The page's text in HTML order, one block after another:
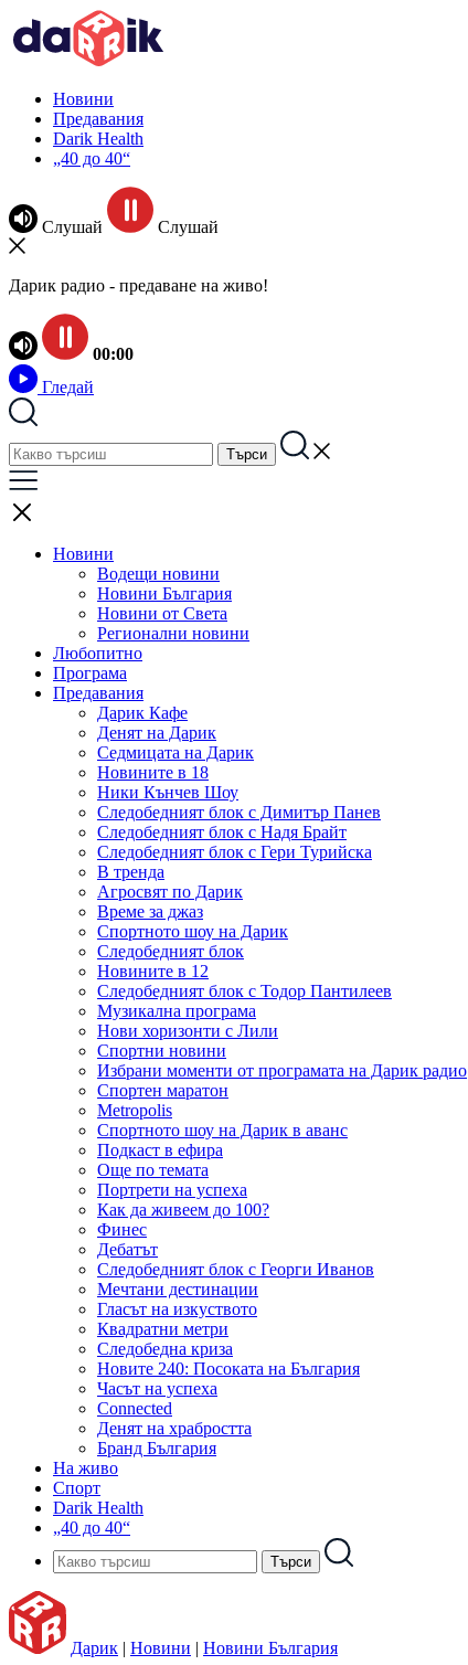
Новини
Предавания
Darik Health
„40 до 40“
Слушай Слушай
Дарик радио - предаване на живо!
00:00
Гледай
Новини
Водещи новини
Новини България
Новини от Света
Регионални новини
Любопитно
Програма
Предавания
Дарик Кафе
Денят на Дарик
Седмицата на Дарик
Новините в 18
Ники Кънчев Шоу
Следобедният блок с Димитър Панев
Следобедният блок с Надя Брайт
Следобедният блок с Гери Турийска
В тренда
Агросвят по Дарик
Време за джаз
Спортното шоу на Дарик
Следобедният блок
Новините в 12
Следобедният блок с Тодор Пантилеев
Музикална програма
Нови хоризонти с Лили
Спортни новини
Избрани моменти от програмата на Дарик радио
Спортен маратон
Metropolis
Спортното шоу на Дарик в аванс
Подкаст в ефира
Още по темата
Портрети на успеха
Как да живеем до 100?
Финес
Дебатът
Следобедният блок с Георги Иванов
Мечтани дестинации
Гласът на изкуството
Квадратни метри
Следобедна криза
Новите 240: Посоката на България
Часът на успеха
Connected
Денят на храбростта
Бранд България
На живо
Спорт
Darik Health
„40 до 40“
Дарик | Новини | Новини България